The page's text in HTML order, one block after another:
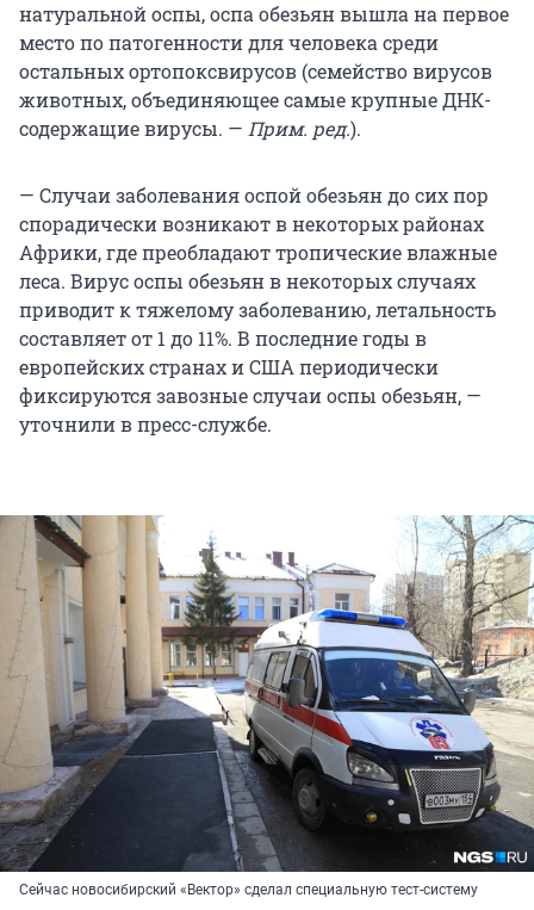
натуральной оспы, оспа обезьян вышла на первое
место по патогенности для человека среди
остальных ортопоксвирусов (семейство вирусов
животных, объединяющее самые крупные ДНК-
содержащие вирусы. — Прим. ред.).
— Случаи заболевания оспой обезьян до сих пор
спорадически возникают в некоторых районах
Африки, где преобладают тропические влажные
леса. Вирус оспы обезьян в некоторых случаях
приводит к тяжелому заболеванию, летальность
составляет от 1 до 11%. В последние годы в
европейских странах и США периодически
фиксируются завозные случаи оспы обезьян, —
уточнили в пресс-службе.
Сейчас новосибирский «Вектор» сделал специальную тест-систему